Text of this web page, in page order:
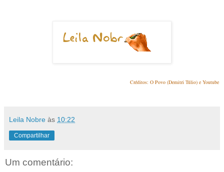
Créditos: O Povo (Demitri Túlio) e Youtube
Leila Nobre às 10:22
Compartilhar
Um comentário: